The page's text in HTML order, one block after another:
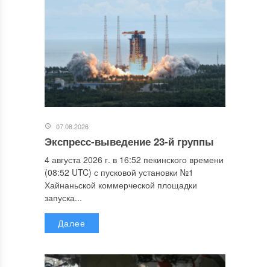
07.08.2026
Экспресс-выведение 23-й группы
4 августа 2026 г. в 16:52 пекинского времени
(08:52 UTC) с пусковой установки №1
Хайнаньской коммерческой площадки
запуска...
Далее